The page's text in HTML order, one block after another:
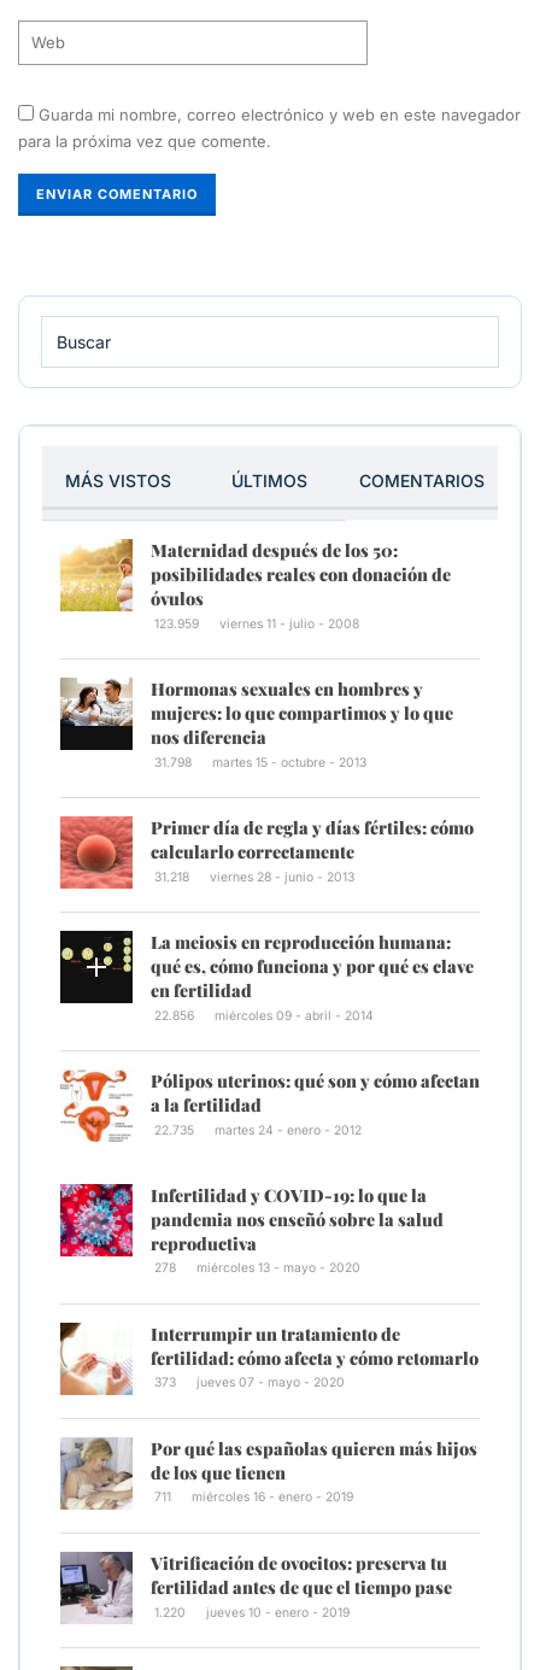
Guarda mi nombre, correo electrónico y web en este navegador
para la próxima vez que comente.
MÁS VISTOS ÚLTIMOS COMENTARIOS
Maternidad después de los 50:
posibilidades reales con donación de
óvulos
123.959 viernes 11 - julio - 2008
Hormonas sexuales en hombres y
mujeres: lo que compartimos y lo que
nos diferencia
31.798 martes 15 - octubre - 2013
Primer día de regla y días fértiles: cómo
calcularlo correctamente
31.218 viernes 28 - junio - 2013
La meiosis en reproducción humana:
qué es, cómo funciona y por qué es clave
en fertilidad
22.856 miércoles 09 - abril - 2014
Pólipos uterinos: qué son y cómo afectan
a la fertilidad
22.735 martes 24 - enero - 2012
Infertilidad y COVID-19: lo que la
pandemia nos enseñó sobre la salud
reproductiva
278 miércoles 13 - mayo - 2020
Interrumpir un tratamiento de
fertilidad: cómo afecta y cómo retomarlo
373 jueves 07 - mayo - 2020
Por qué las españolas quieren más hijos
de los que tienen
711 miércoles 16 - enero - 2019
Vitrificación de ovocitos: preserva tu
fertilidad antes de que el tiempo pase
1.220 jueves 10 - enero - 2019